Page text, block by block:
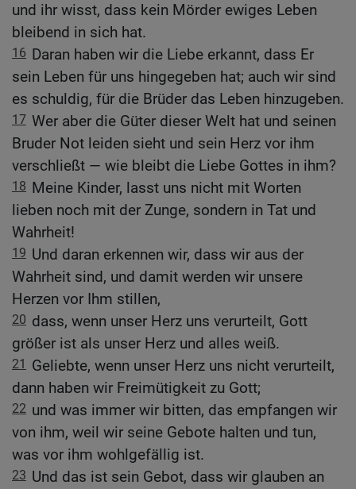
und ihr wisst, dass kein Mörder ewiges Leben
bleibend in sich hat.
16 Daran haben wir die Liebe erkannt, dass Er
sein Leben für uns hingegeben hat; auch wir sind
es schuldig, für die Brüder das Leben hinzugeben.
17 Wer aber die Güter dieser Welt hat und seinen
Bruder Not leiden sieht und sein Herz vor ihm
verschließt — wie bleibt die Liebe Gottes in ihm?
18 Meine Kinder, lasst uns nicht mit Worten
lieben noch mit der Zunge, sondern in Tat und
Wahrheit!
19 Und daran erkennen wir, dass wir aus der
Wahrheit sind, und damit werden wir unsere
Herzen vor Ihm stillen,
20 dass, wenn unser Herz uns verurteilt, Gott
größer ist als unser Herz und alles weiß.
21
Geliebte, wenn unser Herz uns nicht verurteilt,
dann haben wir Freimütigkeit zu Gott;
22 und was immer wir bitten, das empfangen wir
von ihm, weil wir seine Gebote halten und tun,
was vor ihm wohlgefällig ist.
23 Und das ist sein Gebot, dass wir glauben an